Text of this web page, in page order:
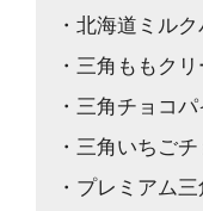
・北海道ミルク
・三角ももク
・三角チョコパ
・三角いちご
・プレミアム